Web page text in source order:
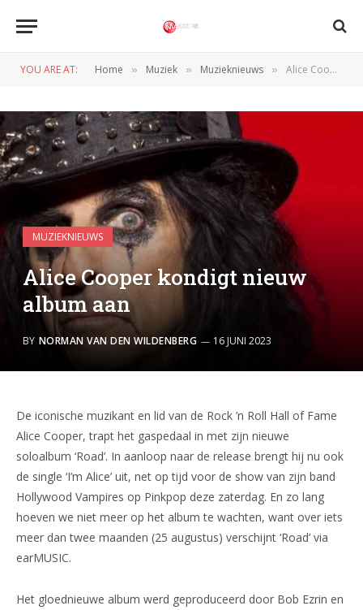
YOU ARE AT: Home » Muziek » Muzieknieuws » Alice Cooper kondigt nieuw album aan
MUZIEKNIEUWS
Alice Cooper kondigt nieuw
album aan
BY NORMAN VAN DEN WILDENBERG 16 JUNI 2023
De iconische muzikant en lid van de Rock ’n Roll Hall of Fame
Alice Cooper, trapt het gaspedaal in met zijn nieuwe
soloalbum ‘Road’. In aanloop naar de release brengt hij nu ook
de single ‘I’m Alice’ uit, net op tijd voor de show van zijn band
Hollywood Vampires op Pinkpop deze zaterdag. En zo lang
hoeven we niet meer op het album te wachten, want over iets
meer dan twee maanden (25 augustus) verschijnt ‘Road’ via
earMUSIC.
Het gloednieuwe album werd geproduceerd door Bob Ezrin en